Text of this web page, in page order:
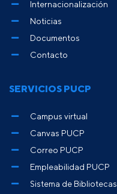
Internacionalización
Noticias
Documentos
Contacto
SERVICIOS PUCP
Campus virtual
Canvas PUCP
Correo PUCP
Empleabilidad PUCP
Sistema de Bibliotecas